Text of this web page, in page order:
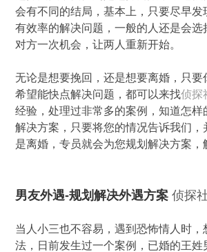
会有不同的结局，基本上，只要尽早发
有效率的解决问题，一般的人还是会选
对方一次机会，让两人重新开始。
无论是想要挽回，还是想要离婚，只要
希望能快点解决问题，都可以来找侦探
经验，处理过非常多的案例，知道怎样
解决方案，只要将您的情况告诉我们，
是离婚，专员就会为您规划解决方案，
男友外遇-规划解决外遇方案侦探
当人小三也不容易，遇到恐怖情人时，
法，日前发生过一个案例，已婚的王姓